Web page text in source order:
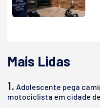
Mais Lidas
1. Adolescente pega
motociclista em cidade